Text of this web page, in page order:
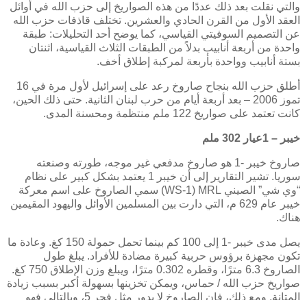
والتي نقلت بعد ذلك عددًا من هذه الصواريخ إلى حزب الله في أوائل
العقد الأول من القرن الحادي والعشرين. تختلف قاذفات حزب الله
عن التصميم السوفيتي القياسي، كما يوضح أحد التحليلات: طبقة
واحدة من أربعة أنابيب بدلاً من الطبقات الثلاث القياسية، اثنتان
بستة أنابيب وواحدة بأربعة لمركبة إطلاق أخف.
أطلق حزب الله بنجاح صاروخ رعد على إسرائيل لأول مرة في 16
تموز 2006 – بعد أربعة أيام من حرب لبنان الثانية. حتى ذلك الحين،
كانت تعتمد على صواريخ 122 ملم منتظمة ومحسنة المدى.
خيبر – 1عيار 302 ملم
صاروخ خيبر -1 هو صاروخ مدفعي غير موجه، طورته وصنعته
سوريا. تشير التقارير إلى أن خيبر 1 يعتمد بشكل كبير على نظام
“وي شي” الصيني (WS-1) MRL سمي الصاروخ على اسم معركة
خيبر عام 629 م، التي دارت بين المسلمين الأوائل واليهود المقيمين
هناك.
يصل مدى خيبر -1 إلى 100 كم بينما تحمل حمولة 150 كغ. وعادة ما
تكون مجهزة برؤوس حربية كبيرة مضادة للأفراد. يبلغ طول
الصاروخ 6.3 مترًا، وقطره 0.302 مترًا، ويبلغ وزن الإطلاق 750 كغ.
صواريخ حزب الله / حماس، ويمكن تخزينها بسهولة أكبر بسبب زيادة
المتانة. ومع ذلك، فإن الصاروخ لا يدور مثل فجر 5، وبالتالي فهو